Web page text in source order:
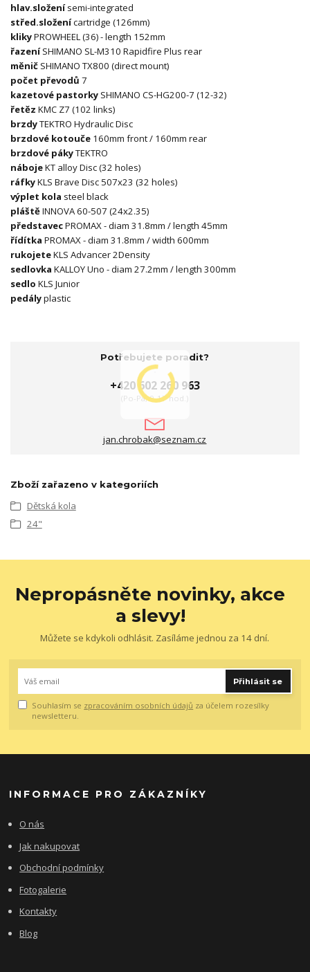
hlav.složenísemi-integrated
střed.složenícartridge (126mm)
klikyPROWHEEL (36) - length 152mm
řazeníSHIMANO SL-M310 Rapidfire Plus rear
měnič SHIMANO TX800 (direct mount)
počet převodů 7
kazetové pastorky SHIMANO CS-HG200-7 (12-32)
řetěz KMC Z7 (102 links)
brzdyTEKTRO Hydraulic Disc
brzdové kotouče 160mm front / 160mm rear
brzdové pákyTEKTRO
nábojeKT alloy Disc (32 holes)
ráfkyKLS Brave Disc 507x23 (32 holes)
výplet kola steel black
pláštěINNOVA 60-507 (24x2.35)
představecPROMAX - diam 31.8mm / length 45mm
řídítka PROMAX - diam 31.8mm / width 600mm
rukojeteKLS Advancer 2Density
sedlovka KALLOY Uno - diam 27.2mm / length 300mm
sedlo KLS Junior
pedályplastic
Potřebujete poradit?
+420 602 260 963
(Po-Pá, 9-17 hod.)
jan.chrobak@seznam.cz
Zboží zařazeno v kategoriích
Dětská kola
24"
Nepropásněte novinky, akce
a slevy!
Můžete se kdykoli odhlásit. Zasíláme jednou za 14 dní.
Přihlásit se
Souhlasím se zpracováním osobních údajů za účelem rozesílky
newsletteru.
INFORMACE PRO ZÁKAZNÍKY
O nás
Jak nakupovat
Obchodní podmínky
Fotogalerie
Kontakty
Blog